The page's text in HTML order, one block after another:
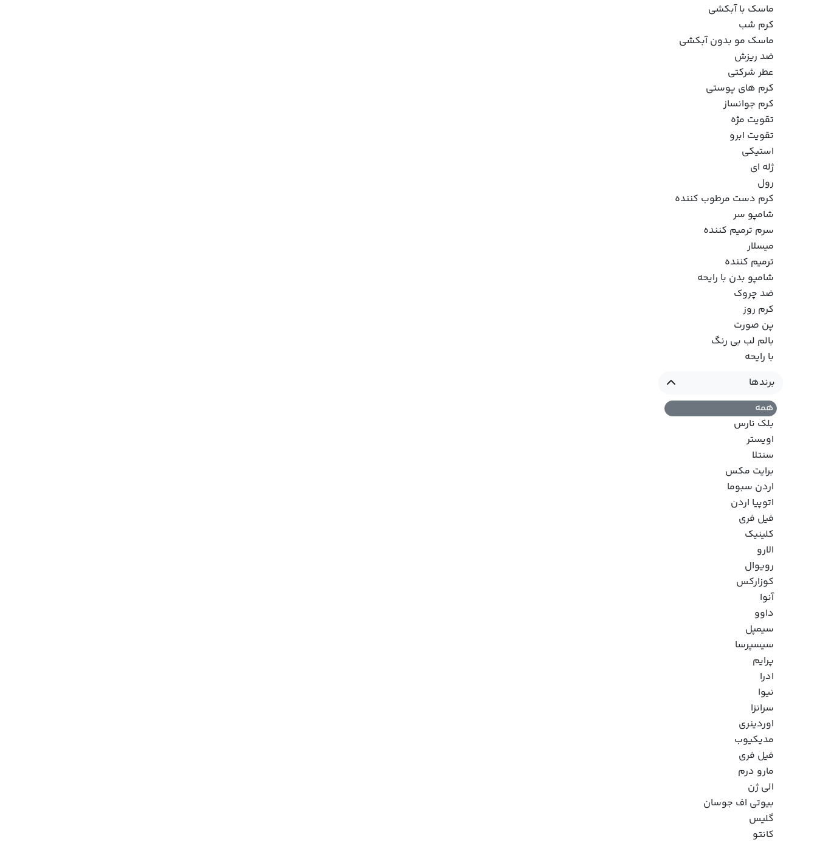
ماسک با آبکشی
کرم شب
ماسک مو بدون آبکشی
ضد ریزش
عطر شرکتی
کرم های پوستی
کرم جوانساز
تقویت مژه
تقویت ابرو
استیکی
ژله ای
رول
کرم دست مرطوب کننده
شامپو سر
سرم ترمیم کننده
میسلار
ترمیم کننده
شامپو بدن با رایحه
ضد چروک
کرم روز
پن صورت
بالم لب بی رنگ
با رایحه
برندها
همه
بلک نارس
اویستر
سنتلا
برایت مکس
اردن سبوما
اتوپیا اردن
فیل فری
کلینیک
الارو
رویوال
کوزارکس
آنوا
داوو
سیمپل
سیسپرسا
پرایم
ادرا
نیوا
سرانزا
اوردینری
مدیکیوب
فیل فری
مارو درم
الی ژن
بیوتی اف جوسان
گلیس
کانتو